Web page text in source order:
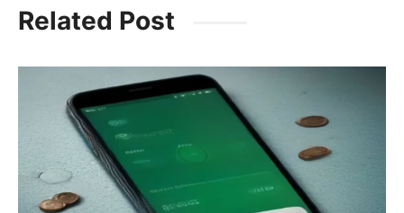
e
o
o
k
erl
p
p
Related Post